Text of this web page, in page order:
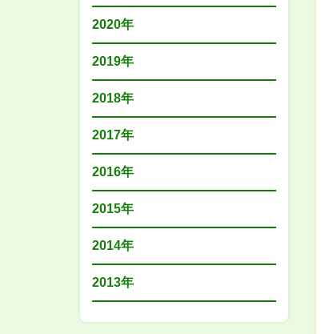
2020年
2019年
2018年
2017年
2016年
2015年
2014年
2013年